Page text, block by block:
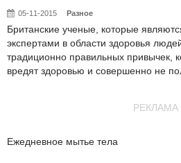
05-11-2015 Разное
Британские ученые, которые
экспертами в области здоровья
традиционно правильных привычек,
вредят здоровью и совершенно не
РЕКЛАМА
Ежедневное мытье тела